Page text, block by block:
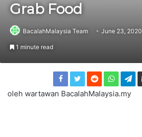
Grab Food
BacalahMalaysia Team June 23, 2020
1 minute read
oleh wartawan BacalahMalaysia.my